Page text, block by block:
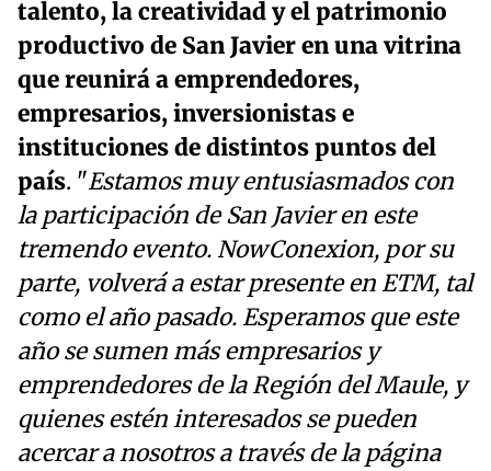
talento, la creatividad y el patrimonio
productivo de San Javier en una vitrina
que reunirá a emprendedores,
empresarios, inversionistas e
instituciones de distintos puntos del
país. "Estamos muy entusiasmados con
la participación de San Javier en este
tremendo evento. NowConexion, por su
parte, volverá a estar presente en ETM, tal
como el año pasado. Esperamos que este
año se sumen más empresarios y
emprendedores de la Región del Maule, y
quienes estén interesados se pueden
acercar a nosotros a través de la página